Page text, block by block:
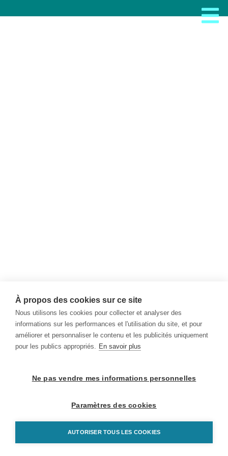
À propos des cookies sur ce site
Nous utilisons les cookies pour collecter et analyser des
informations sur les performances et l'utilisation du site, et pour
améliorer et personnaliser le contenu et les publicités uniquement
pour les publics appropriés. En savoir plus
Ne pas vendre mes informations personnelles
Paramètres des cookies
AUTORISER TOUS LES COOKIES